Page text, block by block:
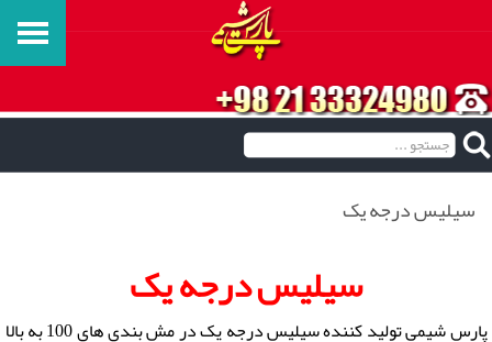
سیلیس درجه یک
سیلیس درجه یک
پارس شیمی تولید کننده سیلیس درجه یک در مش بندی های 100 به بالا